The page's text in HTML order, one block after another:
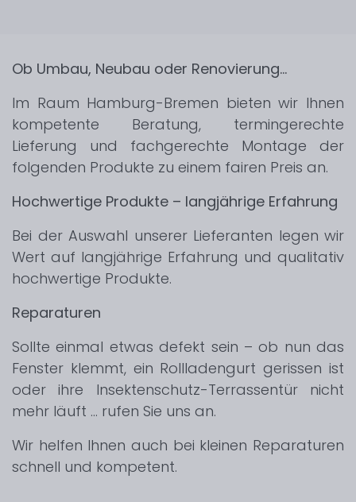
Ob Umbau, Neubau oder Renovierung…
Im Raum Hamburg-Bremen bieten wir Ihnen
kompetente Beratung, termingerechte
Lieferung und fachgerechte Montage der
folgenden Produkte zu einem fairen Preis an.
Hochwertige Produkte – langjährige Erfahrung
Bei der Auswahl unserer Lieferanten legen wir
Wert auf langjährige Erfahrung und qualitativ
hochwertige Produkte.
Reparaturen
Sollte einmal etwas defekt sein – ob nun das
Fenster klemmt, ein Rollladengurt gerissen ist
oder ihre Insektenschutz-Terrassentür nicht
mehr läuft … rufen Sie uns an.
Wir helfen Ihnen auch bei kleinen Reparaturen
schnell und kompetent.